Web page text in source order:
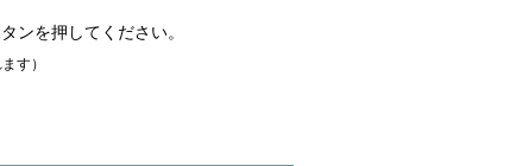
ンを押してください。
す）